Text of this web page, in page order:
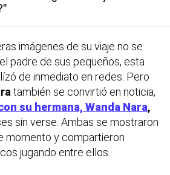
imágenes de su viaje no se
padre de sus pequeños, esta
de inmediato en redes. Pero
también se convirtió en noticia,
su hermana, Wanda Nara,
sin verse. Ambas se mostraron
momento y compartieron
jugando entre ellos.